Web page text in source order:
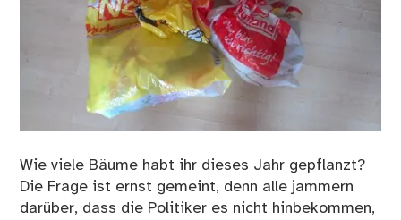
Wie viele Bäume habt ihr dieses Jahr gepflanzt?
Die Frage ist ernst gemeint, denn alle jammern
darüber, dass die Politiker es nicht hinbekommen,